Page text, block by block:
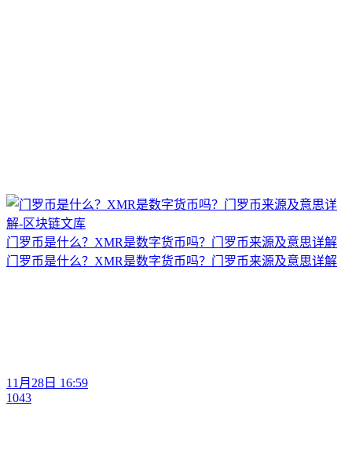
门罗币是什么？XMR是数字货币吗？门罗币来源及意思详解
门罗币是什么？XMR是数字货币吗？门罗币来源及意思详解
11月28日 16:59
1043